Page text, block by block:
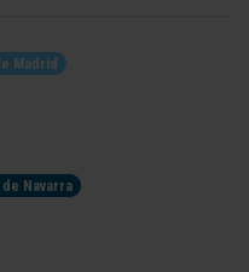
Madrid
Navarra